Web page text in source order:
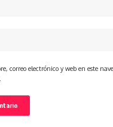
correo electrónico y web en este